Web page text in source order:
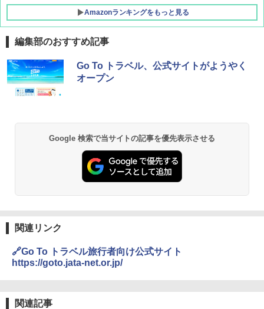
Amazonランキングをもっと見る
D40 地球の歩き方 チェンマイ タイ北部の魅
力的な町 2026～2027 地球の歩き方D アジア
地球の歩き方 スター・ウォーズ
￥2,695
[キャンパーズコレクション 山善] ポップアッ
プテント 傘みたいに広げて畳める パッとサ
ッとサンシェード キューブ フルクローズ メ
￥6,830
PYKES PEAK (パイクスピーク) 着替えテン
ト プライバシー テント 【中が透けない】 1
人用 折りたたみ 防災グッズ 災害用トイレ ビ
易 トイレテント (ブラック)
ENDLESS BASE 《めざましテレビで紹介》
テント ワンタッチ RENEW 幅200 2-3人用 43
GRANDOOR ステンレス保冷剤 2個セット 2
026リニューアル 急速冷凍 空間倍増 衛生的
コンパクト 保冷力長持ち
BUNDOK(バンドック)ソロ ドーム 1 EX BDK
レーム ドーム型 テント
￥14,800
￥6,459
編集部のおすすめ記事
Go To トラベル、公式サイトがようやく
オープン
Google 検索で当サイトの記事を優先表示させる
関連リンク
🔗Go To トラベル旅行者向け公式サイト
https://goto.jata-net.or.jp/
関連記事